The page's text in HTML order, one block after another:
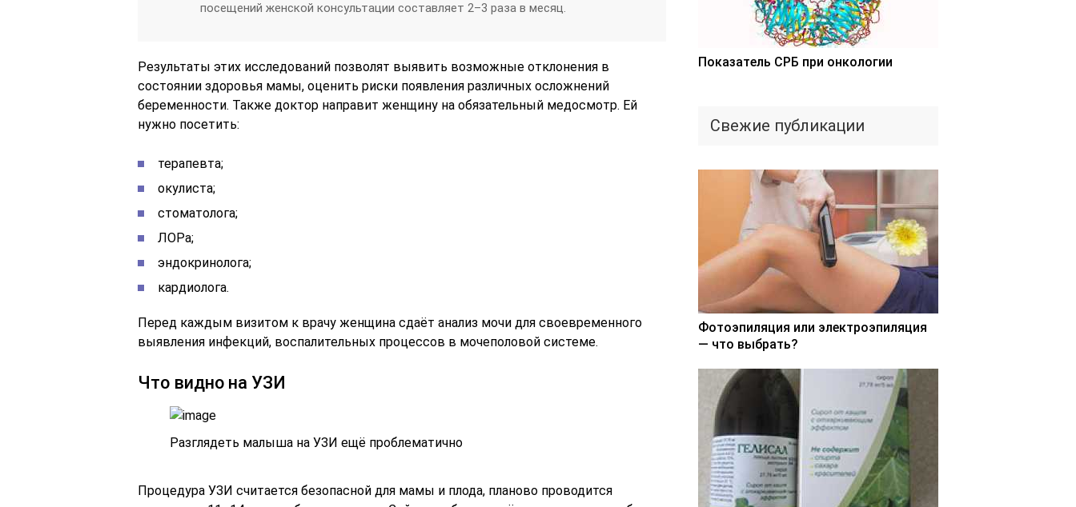
посещений женской консультации составляет 2–3 раза в месяц.
Результаты этих исследований позволят выявить возможные отклонения в
состоянии здоровья мамы, оценить риски появления различных осложнений
беременности. Также доктор направит женщину на обязательный медосмотр. Ей
нужно посетить:
терапевта;
окулиста;
стоматолога;
ЛОРа;
эндокринолога;
кардиолога.
Перед каждым визитом к врачу женщина сдаёт анализ мочи для своевременного
выявления инфекций, воспалительных процессов в мочеполовой системе.
Что видно на УЗИ
Разглядеть малыша на УЗИ ещё проблематично
Процедура УЗИ считается безопасной для мамы и плода, планово проводится
Показатель СРБ при онкологии
Свежие публикации
Фотоэпиляция или электроэпиляция
— что выбрать?